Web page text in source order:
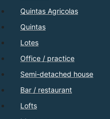
Quintas Agricolas
Quintas
Lotes
Office / practice
Semi-detached house
Bar / restaurant
Lofts